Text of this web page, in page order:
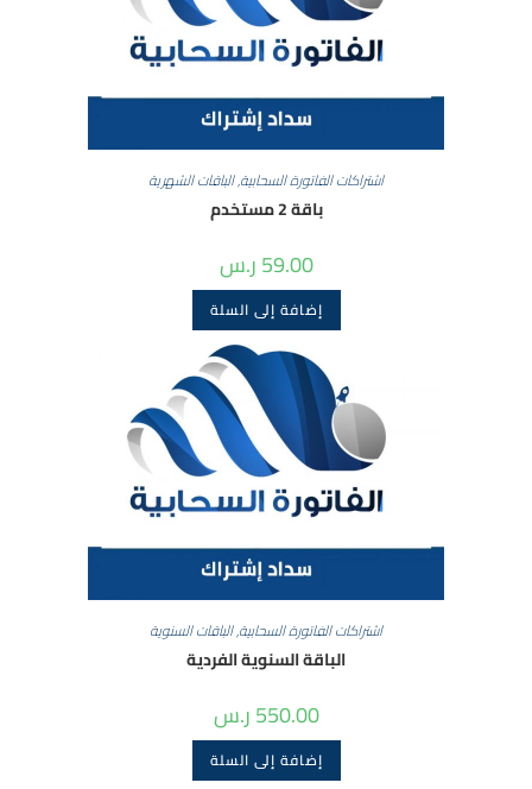
اشتراكات الفاتورة السحابية,الباقات الشهرية
باقة 2 مستخدم
59.00ر.س
إضافة إلى السلة
اشتراكات الفاتورة السحابية,الباقات السنوية
الباقة السنوية الفردية
550.00ر.س
إضافة إلى السلة